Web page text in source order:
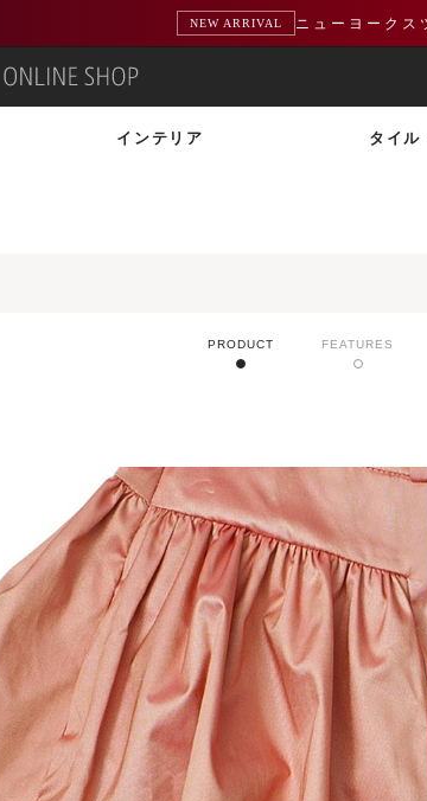
重要 熊本地震による
インテリア タイル
PRODUCT FEATURES